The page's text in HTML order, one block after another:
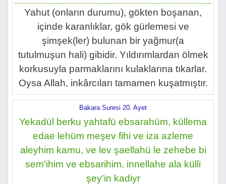
Yahut (onların durumu), gökten boşanan,
içinde karanlıklar, gök gürlemesi ve
şimşek(ler) bulunan bir yağmur(a
tutulmuşun hali) gibidir. Yıldırımlardan ölmek
korkusuyla parmaklarını kulaklarına tıkarlar.
Oysa Allah, inkârcıları tamamen kuşatmıştır.
Bakara Suresi 20. Ayet
Yekadül berku yahtafü ebsarahüm, küllema
edae lehüm meşev fihi ve iza azleme
aleyhim kamu, ve lev şaellahü le zehebe bi
sem'ihim ve ebsarihim, innellahe ala külli
şey'in kadiyr